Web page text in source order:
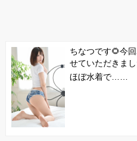
ちなつです🌻今
せていただきま
ほぼ水着で……